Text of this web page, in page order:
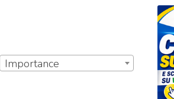
Importance